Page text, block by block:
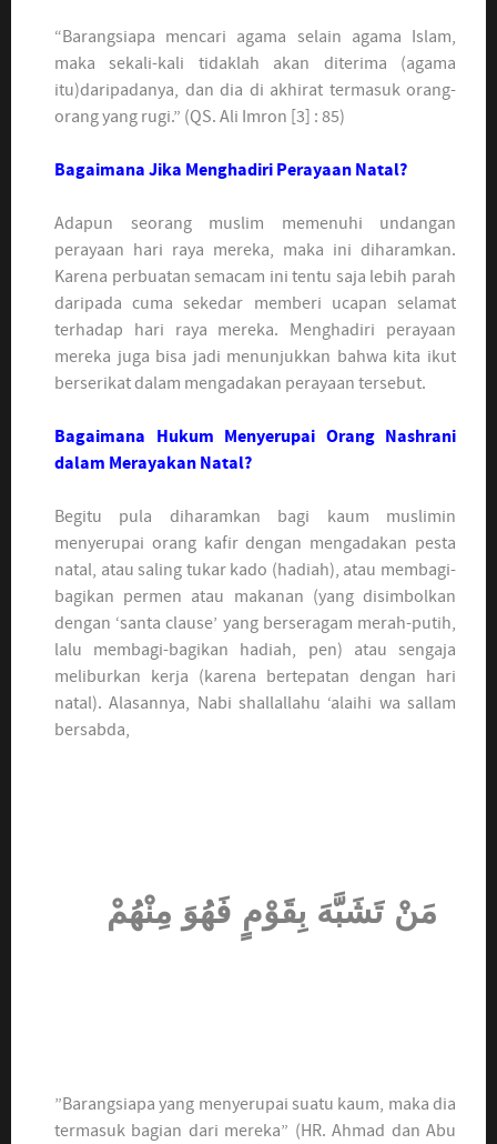
“Barangsiapa mencari agama selain agama Islam,
maka sekali-kali tidaklah akan diterima (agama
itu)daripadanya, dan dia di akhirat termasuk orang-
orang yang rugi.” (QS. Ali Imron [3] : 85)
Bagaimana Jika Menghadiri Perayaan Natal?
Adapun seorang muslim memenuhi undangan
perayaan hari raya mereka, maka ini diharamkan.
Karena perbuatan semacam ini tentu saja lebih parah
daripada cuma sekedar memberi ucapan selamat
terhadap hari raya mereka. Menghadiri perayaan
mereka juga bisa jadi menunjukkan bahwa kita ikut
berserikat dalam mengadakan perayaan tersebut.
Bagaimana Hukum Menyerupai Orang Nashrani
dalam Merayakan Natal?
Begitu pula diharamkan bagi kaum muslimin
menyerupai orang kafir dengan mengadakan pesta
natal, atau saling tukar kado (hadiah), atau membagi-
bagikan permen atau makanan (yang disimbolkan
dengan ‘santa clause’ yang berseragam merah-putih,
lalu membagi-bagikan hadiah, pen) atau sengaja
meliburkan kerja (karena bertepatan dengan hari
natal). Alasannya, Nabi shallallahu ‘alaihi wa sallam
bersabda,
مَنْ تَشَبَّهَ بِقَوْمٍ فَهُوَ مِنْهُمْ
”Barangsiapa yang menyerupai suatu kaum, maka dia
termasuk bagian dari mereka” (HR. Ahmad dan Abu